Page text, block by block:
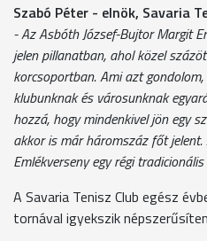
Szabó Péter - elnök, Savaria
- Az Asbóth József-Bujtor Margit
jelen pillanatban, ahol közel
korcsoportban. Ami azt
klubunknak és városunknak
hozzá, hogy mindenkivel jön egy
akkor is már háromszáz főt
Emlékverseny egy régi
A Savaria Tenisz Club egész
tornával igyekszik